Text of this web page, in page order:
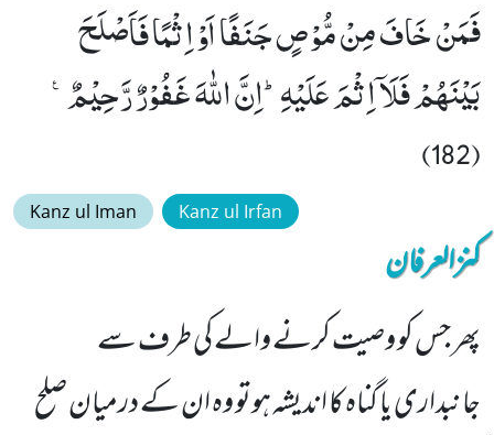
فَمَنْ خَافَ مِنْ مُّوْصٍ جَنَفًا اَوْ اِثْمًا فَاَصْلَحَ
بَیْنَهُمْ فَلَاۤ اِثْمَ عَلَیْهِؕ-اِنَّ اللّٰهَ غَفُوْرٌ رَّحِیْمٌ۠
(182)
Kanz ul Iman Kanz ul Irfan
کنزالعرفان
پھر جس کو وصیت کرنے والے کی طرف سے
جانبداری یا گناہ کا اندیشہ ہوتو وہ ان کے درمیان صلح